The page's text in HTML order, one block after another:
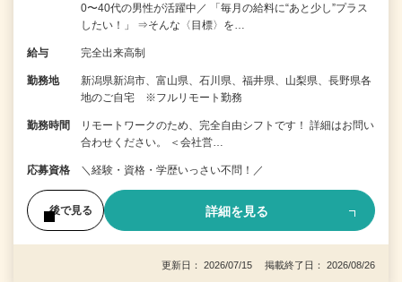
0〜40代の男性が活躍中／ 「毎月の給料に“あと少し”プラス
したい！」 ⇒そんな〈目標〉を…
給与 完全出来高制
勤務地
新潟県新潟市、富山県、石川県、福井県、山梨県、長野県各
地のご自宅 ※フルリモート勤務
勤務時間
リモートワークのため、完全自由シフトです！ 詳細はお問い
合わせください。 ＜会社営…
応募資格 ＼経験・資格・学歴いっさい不問！／
後で見る 詳細を見る
更新日： 2026/07/15 掲載終了日： 2026/08/26